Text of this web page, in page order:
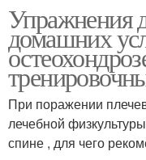
Упражнения
домашних
При поражении
лечебной
спине , для чего